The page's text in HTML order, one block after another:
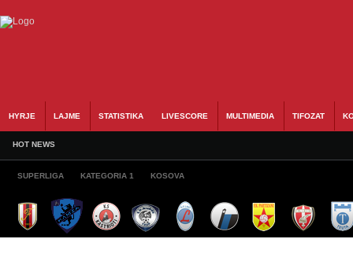
HYRJE LAJME STATISTIKA LIVESCORE MULTIMEDIA TIFOZAT
HOT NEWS
SUPERLIGA KATEGORIA 1 KOSOVA